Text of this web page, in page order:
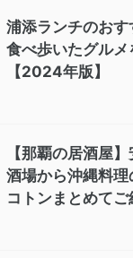
浦添ランチのお
食べ歩いたグル
【2024年版】
【那覇の居酒屋
酒場から沖縄料理
コトンまとめてご